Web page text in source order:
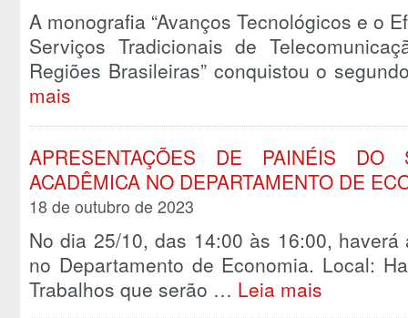
A monografia “Avanços Tecnológicos e o
Serviços Tradicionais de
Regiões Brasileiras” conquistou o
mais
APRESENTAÇÕES DE PAINÉIS DO
ACADÊMICA NO DEPARTAMENTO DE
18 de outubro de 2023
No dia 25/10, das 14:00 às 16:00,
no Departamento de Economia. Local:
Trabalhos que serão … Leia mais